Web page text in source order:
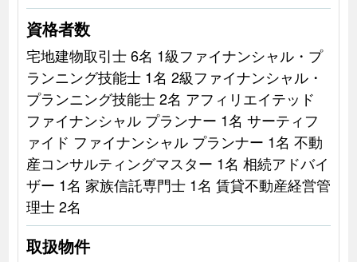
資格者数
宅地建物取引士 6名 1級ファイナンシャル・プ
ランニング技能士 1名 2級ファイナンシャル・
プランニング技能士 2名 アフィリエイテッド
ファイナンシャル プランナー 1名 サーティフ
ァイド ファイナンシャル プランナー 1名 不動
産コンサルティングマスター 1名 相続アドバイ
ザー 1名 家族信託専門士 1名 賃貸不動産経営管
理士 2名
取扱物件